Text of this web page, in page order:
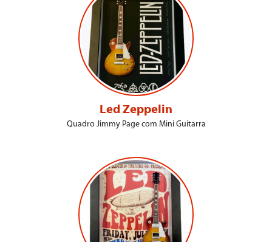
Led Zeppelin
Quadro Jimmy Page com Mini Guitarra